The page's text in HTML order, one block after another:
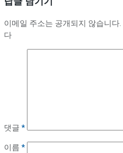
이메일 주소는 공개되지 않습니다.
다
댓글 *
이름 *